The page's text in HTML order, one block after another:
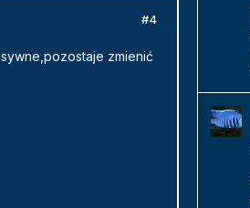
#4
zmienić